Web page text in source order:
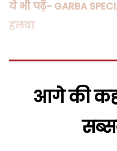
ये भी पढ़ें- GARBA
हलवा
आगे की